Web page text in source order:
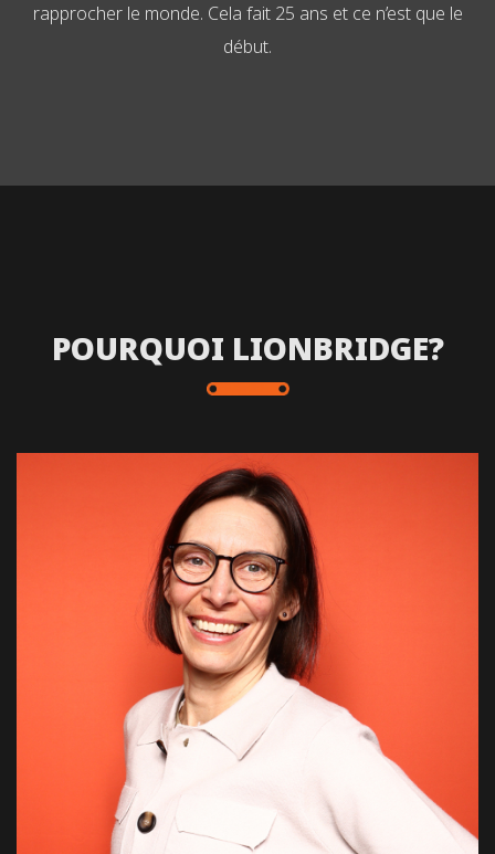
rapprocher le monde. Cela fait 25 ans et ce n’est que le
début.
POURQUOI LIONBRIDGE?